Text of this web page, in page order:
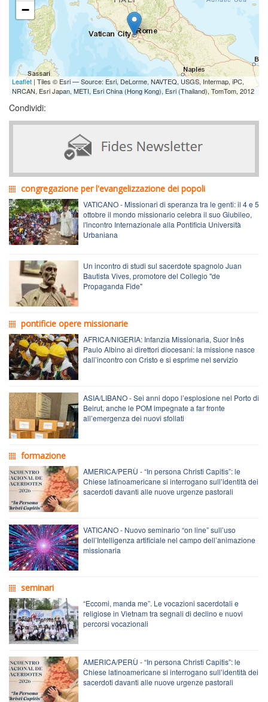
−
Leaflet | Tiles © Esri — Source: Esri, DeLorme, NAVTEQ, USGS, Intermap, iPC,
NRCAN, Esri Japan, METI, Esri China (Hong Kong), Esri (Thailand), TomTom, 2012
Condividi:
congregazione per l'evangelizzazione dei popoli
VATICANO - Missionari di speranza tra le genti: il 4 e 5
ottobre il mondo missionario celebra il suo Giubileo,
l'incontro Internazionale alla Pontificia Università
Urbaniana
Un incontro di studi sul sacerdote spagnolo Juan
Bautista Vives, promotore del Collegio "de
Propaganda Fide"
pontificie opere missionarie
AFRICA/NIGERIA: Infanzia Missionaria, Suor Inês
Paulo Albino ai direttori diocesani: la missione nasce
dall’incontro con Cristo e si esprime nel servizio
ASIA/LIBANO - Sei anni dopo l’esplosione nel Porto di
Beirut, anche le POM impegnate a far fronte
all’emergenza dei nuovi sfollati
formazione
AMERICA/PERÙ - “In persona Christi Capitis”: le
Chiese latinoamericane si interrogano sull’identità dei
sacerdoti davanti alle nuove urgenze pastorali
VATICANO - Nuovo seminario “on line” sull’uso
dell’Intelligenza artificiale nel campo dell’animazione
missionaria
seminari
“Eccomi, manda me”. Le vocazioni sacerdotali e
religiose in Vietnam tra segnali di declino e nuovi
percorsi vocazionali
AMERICA/PERÙ - “In persona Christi Capitis”: le
Chiese latinoamericane si interrogano sull’identità dei
sacerdoti davanti alle nuove urgenze pastorali